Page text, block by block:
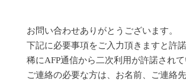
お問い合わせありがとうございます。
下記に必要事項をご入力頂きますと許
稀にAFP通信から二次利用が許諾され
ご連絡の必要な方は、お名前、ご連絡